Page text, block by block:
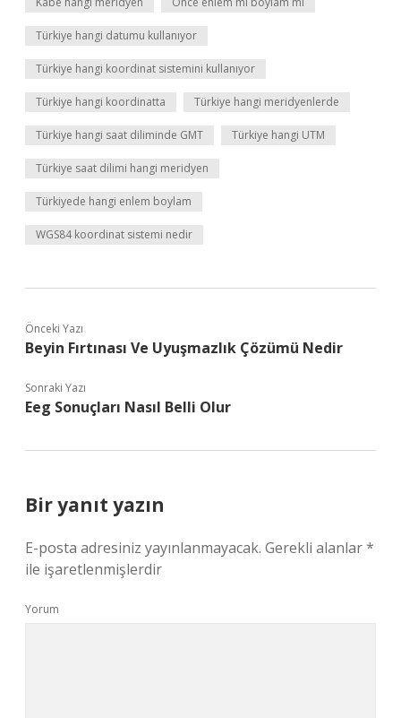
Türkiye hangi datumu kullanıyor
Türkiye hangi koordinat sistemini kullanıyor
Türkiye hangi koordinatta Türkiye hangi meridyenlerde
Türkiye hangi saat diliminde GMT Türkiye hangi UTM
Türkiye saat dilimi hangi meridyen
Türkiyede hangi enlem boylam
WGS84 koordinat sistemi nedir
Önceki Yazı
Beyin Fırtınası Ve Uyuşmazlık Çözümü Nedir
Sonraki Yazı
Eeg Sonuçları Nasıl Belli Olur
Bir yanıt yazın
E-posta adresiniz yayınlanmayacak. Gerekli alanlar*
ile işaretlenmişlerdir
Yorum